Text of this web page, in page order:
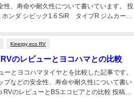
、寿命や耐久性について書いています。 投
ンダ シビック1.6 SiR タイプR ジムカーナ
Kinergy eco RV
のレビューとヨコハマとの比較
とヨコハマタイヤとを比較した記事です。
プなどの安全性、寿命や耐久性について書い
のレビューとBSエコピアとの比較 投稿者